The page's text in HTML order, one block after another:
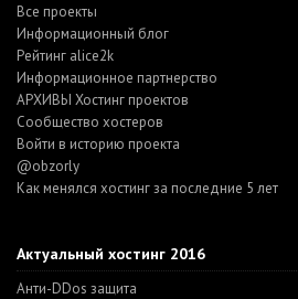
Все проекты
Информационный блог
Рейтинг alice2k
Информационное партнерство
АРХИВЫ Хостинг проектов
Cообщество хостеров
Войти в историю проекта
@obzorly
Как менялся хостинг за последние 5 лет
Актуальный хостинг 2016
Анти-DDos защита